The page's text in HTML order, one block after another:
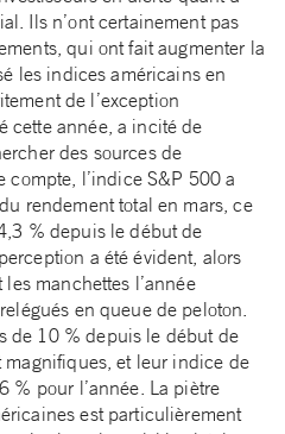
Ils n’ont certainement pas
qui ont fait augmenter la
les indices américains en
de l’exception
cette année, a incité de
des sources de
compte, l’indice S&P 500 a
rendement total en mars, ce
% depuis le début de
a été évident, alors
manchettes l’année
en queue de peloton.
de 10 % depuis le début de
magnifiques, et leur indice de
% pour l’année. La piètre
est particulièrement